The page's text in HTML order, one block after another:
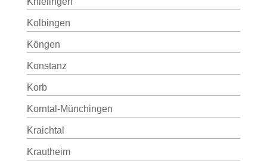
Kolbingen
Köngen
Konstanz
Korb
Korntal-Münchingen
Kraichtal
Krautheim